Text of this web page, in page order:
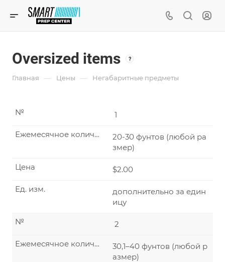
Oversized items ?
Главная — Цены — Негабаритные предметы
1
№
20-30 фунтов (любой ра
змер)
Ежемесячное количество
$2.00
Цена
дополнительно за един
ицу
Ед. изм.
2
№
30,1–40 фунтов (любой р
азмер)
Ежемесячное количество